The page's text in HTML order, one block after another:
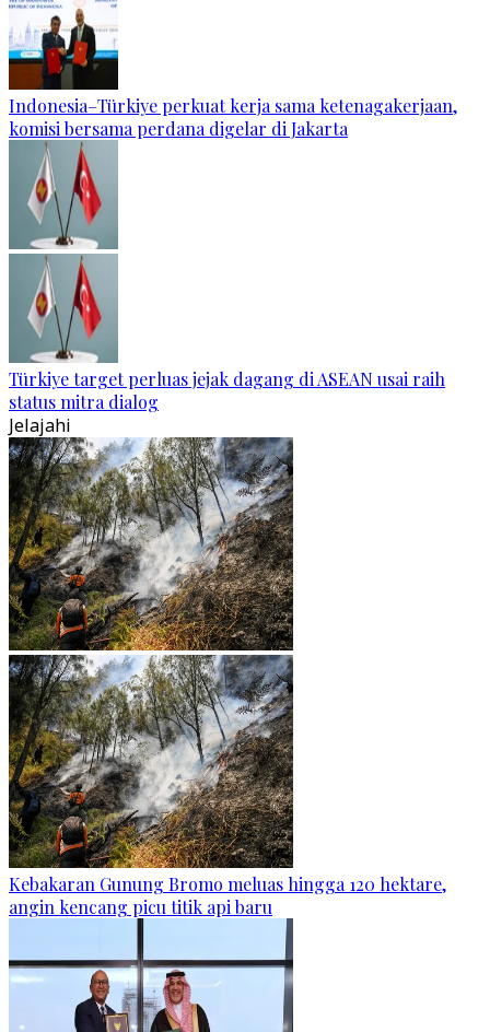
Indonesia–Türkiye perkuat kerja sama ketenagakerjaan,
komisi bersama perdana digelar di Jakarta
Türkiye target perluas jejak dagang di ASEAN usai raih
status mitra dialog
Jelajahi
Kebakaran Gunung Bromo meluas hingga 120 hektare,
angin kencang picu titik api baru